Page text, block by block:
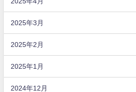
2025年3月
2025年2月
2025年1月
2024年12月